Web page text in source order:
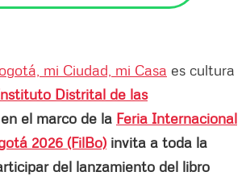
mi Ciudad, mi Casa es cultura
Distrital de las
el marco de la Feria Internacional
2026 (FilBo) invita a toda la
del lanzamiento del libro